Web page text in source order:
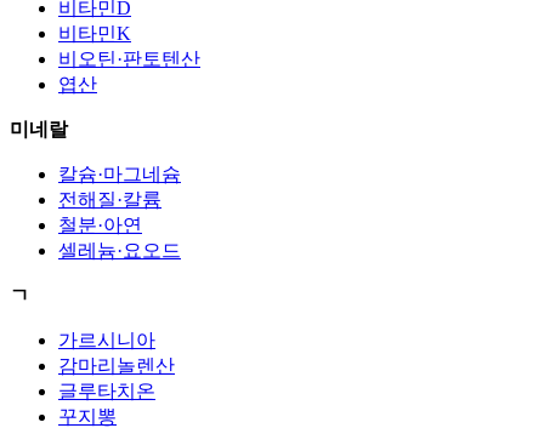
비타민D
비타민K
비오틴·판토텐산
엽산
미네랄
칼슘·마그네슘
전해질·칼륨
철분·아연
셀레늄·요오드
ㄱ
가르시니아
감마리놀렌산
글루타치온
꾸지뽕